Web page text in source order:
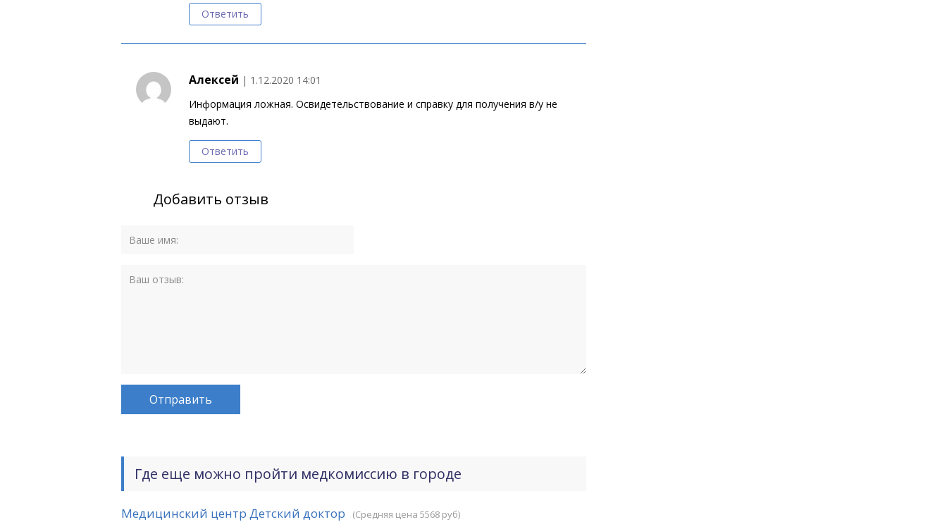
Ответить
Алексей | 1.12.2020 14:01
Информация ложная. Освидетельствование и справку для получения в/у не
выдают.
Ответить
Добавить отзыв
Где еще можно пройти медкомиссию в городе
Медицинский центр Детский доктор (Средняя цена 5568 руб)